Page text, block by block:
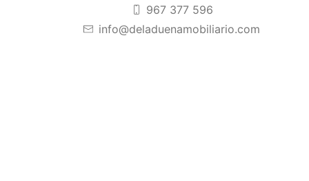
967 377 596
info@deladuenamobiliario.com